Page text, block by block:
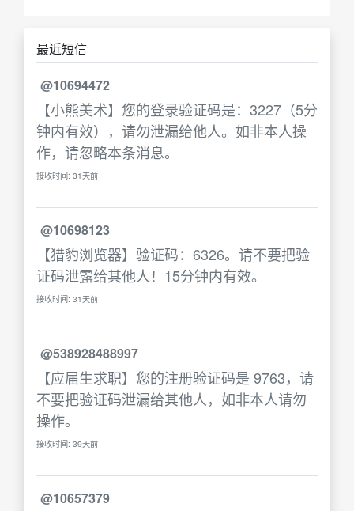
最近短信
@10694472
【小熊美术】您的登录验证码是：3227（5分
钟内有效），请勿泄漏给他人。如非本人操
作，请忽略本条消息。
接收时间: 31天前
@10698123
【猎豹浏览器】验证码：6326。请不要把验
证码泄露给其他人！15分钟内有效。
接收时间: 31天前
@538928488997
【应届生求职】您的注册验证码是 9763，请
不要把验证码泄漏给其他人，如非本人请勿
操作。
接收时间: 39天前
@10657379